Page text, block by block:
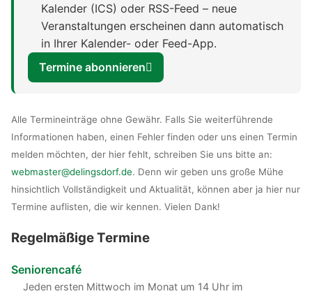
Kalender (ICS) oder RSS-Feed – neue
Veranstaltungen erscheinen dann automatisch
in Ihrer Kalender- oder Feed-App.
Termine abonnieren
Alle Termineinträge ohne Gewähr. Falls Sie weiterführende
Informationen haben, einen Fehler finden oder uns einen Termin
melden möchten, der hier fehlt, schreiben Sie uns bitte an:
webmaster@delingsdorf.de. Denn wir geben uns große Mühe
hinsichtlich Vollständigkeit und Aktualität, können aber ja hier nur
Termine auflisten, die wir kennen. Vielen Dank!
Regelmäßige Termine
Seniorencafé
Jeden ersten Mittwoch im Monat um 14 Uhr im